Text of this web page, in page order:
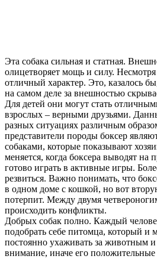
Эта собака сильная и статная.
олицетворяет мощь и силу.
отличный характер. Это, казалось
на самом деле за внешностью
Для детей они могут стать
взрослых – верными друзьями.
разных ситуациях различным
представители породы боксер
собаками, которые показывают
меняется, когда боксера выводят на
готово играть в активные игры.
резвиться. Важно понимать, что
в одном доме с кошкой, но вот
потерпит. Между двумя
происходить конфликты.
Добрых собак полно. Каждый
подобрать себе питомца, который и
постоянно ухаживать за животным
внимание, иначе его положительные